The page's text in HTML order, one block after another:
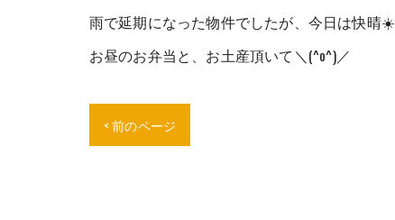
雨で延期になった物件でしたが、今日は快晴☀️
お昼のお弁当と、お土産頂いて＼(^o^)／
< 前のページ